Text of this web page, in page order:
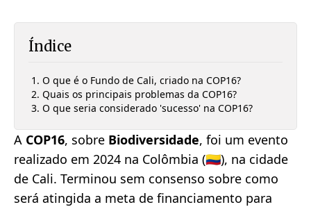
Índice
O que é o Fundo de Cali, criado na COP16?
Quais os principais problemas da COP16?
O que seria considerado 'sucesso' na COP16?
A COP16, sobre Biodiversidade, foi um evento
realizado em 2024 na Colômbia (🇨🇴), na cidade
de Cali. Terminou sem consenso sobre como
será atingida a meta de financiamento para